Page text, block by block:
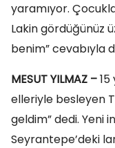
yaramıyor.
Lakin gördüğünüz
benim” cevabıyla
MESUT YILMAZ –15
elleriyle besleyen
geldim” dedi. Yeni
Seyrantepe’deki